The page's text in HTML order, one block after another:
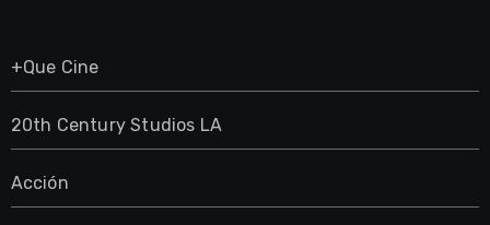
+Que Cine
20th Century Studios LA
Acción